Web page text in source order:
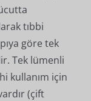
tıbbi
göre tek
Tek lümenli
kullanım için
(çift